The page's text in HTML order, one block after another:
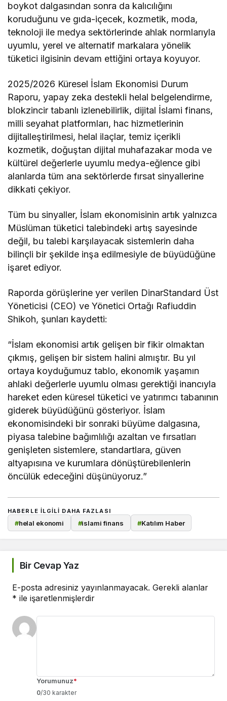
boykot dalgasından sonra da kalıcılığını
koruduğunu ve gıda-içecek, kozmetik, moda,
teknoloji ile medya sektörlerinde ahlak normlarıyla
uyumlu, yerel ve alternatif markalara yönelik
tüketici ilgisinin devam ettiğini ortaya koyuyor.
2025/2026 Küresel İslam Ekonomisi Durum
Raporu, yapay zeka destekli helal belgelendirme,
blokzincir tabanlı izlenebilirlik, dijital İslami finans,
milli seyahat platformları, hac hizmetlerinin
dijitalleştirilmesi, helal ilaçlar, temiz içerikli
kozmetik, doğuştan dijital muhafazakar moda ve
kültürel değerlerle uyumlu medya-eğlence gibi
alanlarda tüm ana sektörlerde fırsat sinyallerine
dikkati çekiyor.
Tüm bu sinyaller, İslam ekonomisinin artık yalnızca
Müslüman tüketici talebindeki artış sayesinde
değil, bu talebi karşılayacak sistemlerin daha
bilinçli bir şekilde inşa edilmesiyle de büyüdüğüne
işaret ediyor.
Raporda görüşlerine yer verilen DinarStandard Üst
Yöneticisi (CEO) ve Yönetici Ortağı Rafiuddin
Shikoh, şunları kaydetti:
“İslam ekonomisi artık gelişen bir fikir olmaktan
çıkmış, gelişen bir sistem halini almıştır. Bu yıl
ortaya koyduğumuz tablo, ekonomik yaşamın
ahlaki değerlerle uyumlu olması gerektiği inancıyla
hareket eden küresel tüketici ve yatırımcı tabanının
giderek büyüdüğünü gösteriyor. İslam
ekonomisindeki bir sonraki büyüme dalgasına,
piyasa talebine bağımlılığı azaltan ve fırsatları
genişleten sistemlere, standartlara, güven
altyapısına ve kurumlara dönüştürebilenlerin
öncülük edeceğini düşünüyoruz.”
HABERLE ILGILI DAHA FAZLASI
#helal ekonomi #islami finans #Katılım Haber
Bir Cevap Yaz
E-posta adresiniz yayınlanmayacak. Gerekli alanlar
* ile işaretlenmişlerdir
Yorumunuz*
0/30 karakter